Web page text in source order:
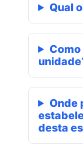
Qual
Onde
desta